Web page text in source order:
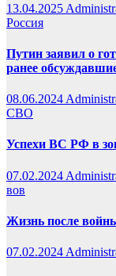
13.04.2025
Россия
Путин заявил о
ранее
08.06.2024
СВО
Успехи ВС РФ в
07.02.2024
вов
Жизнь после
07.02.2024